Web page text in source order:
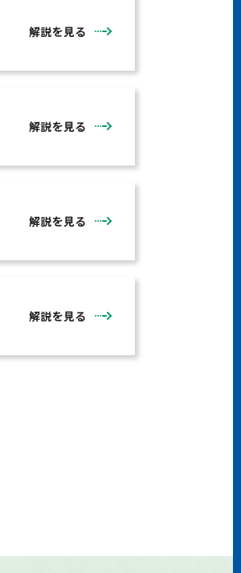
解説を見る
解説を見る
解説を見る
解説を見る